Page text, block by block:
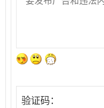
验证码：